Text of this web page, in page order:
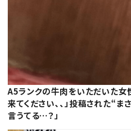
A5ランクの牛肉をいただいた女
来てください、、」投稿された“
言うてる…？」